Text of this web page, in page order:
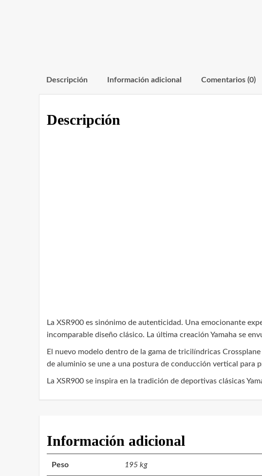
Descripción Información adicional Comentarios (0)
Descripción
La XSR900 es sinónimo de autenticidad. Una emocionante
incomparable diseño clásico. La última creación Yamaha se
El nuevo modelo dentro de la gama de tricilíndricas
de aluminio se une a una postura de conducción vertical para
La XSR900 se inspira en la tradición de deportivas clásicas
Información adicional
Peso 195 kg